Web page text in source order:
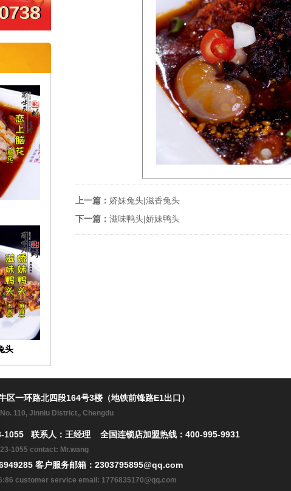
头
上一篇： 娇妹兔头|滋香兔头
下一篇： 滋味鸭头|娇妹鸭头
区一环路北四段164号3楼（地铁前锋路E1出口）
110, Jinniu District,, Chengdu
1055 联系人：王经理 全国连锁店加盟热线：400-995-9931
1055 contact: Mr.wang
客户服务邮箱：2303795895@qq.com
customer service email: 1776835170@qq.com